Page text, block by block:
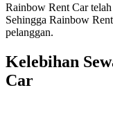
Rainbow Rent Car
Sehingga Rainbow
pelanggan.
Kelebihan
Car